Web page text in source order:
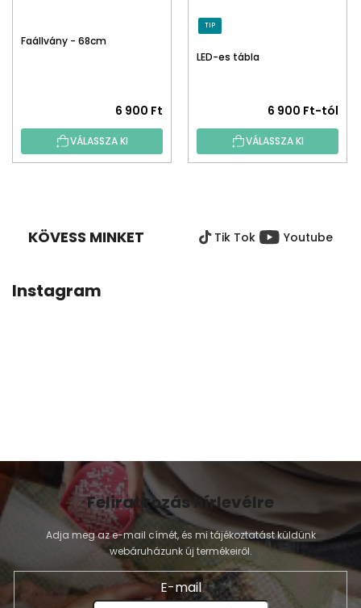
Faállvány - 68cm
6 900 Ft
VÁLASSZA KI
TIP
LED-es tábla
6 900 Ft-tól
VÁLASSZA KI
KÖVESS MINKET Tik Tok Youtube
Instagram
Feliratkozás hírlevélre
Adja meg az e-mail címét, és mi tájékoztatást küldünk
webáruházunk új termékeiről.
E-mail